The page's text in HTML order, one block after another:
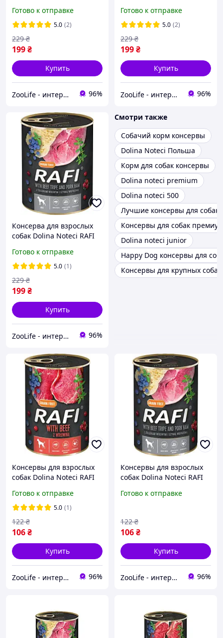
и клюква 800 г
Готово к отправке
5.0 (2)
199₴
229 ₴
Купить
ZooLife - интернет-магазин товаров для животных 96%
клюква 800 г
Готово к отправке
5.0 (2)
199₴
229 ₴
Купить
ZooLife - интернет-магазин товаров для животных 96%
Консерва для взрослых
собак Dolina Noteci RAFI
с ветчиной голубика и
клюква 800 г
Готово к отправке
5.0 (1)
199₴
229 ₴
Купить
ZooLife - интернет-магазин товаров для животных 96%
Смотри также
Собачий корм консервы
Dolina Noteci Польша
Корм для собак консервы
Dolina noteci premium
Dolina noteci 500
Лучшие консервы для собак
Консервы для собак
Dolina noteci junior
Happy Dog консервы для
Консервы для крупных собак
Консервы для взрослых
собак Dolina Noteci RAFI
голубика и клюква 400 г
Готово к отправке
5.0 (1)
106₴
122 ₴
Купить
ZooLife - интернет-магазин товаров для животных 96%
Консервы для взрослых
собак Dolina Noteci RAFI
с ветчиной, голубика и
Готово к отправке
106₴
122 ₴
Купить
ZooLife - интернет-магазин товаров для животных 96%